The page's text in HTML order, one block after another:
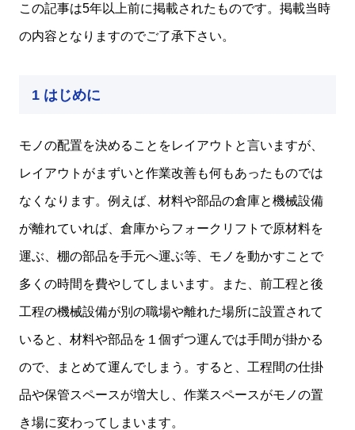
この記事は5年以上前に掲載されたものです。掲載当時
の内容となりますのでご了承下さい。
1 はじめに
モノの配置を決めることをレイアウトと言いますが、
レイアウトがまずいと作業改善も何もあったものでは
なくなります。例えば、材料や部品の倉庫と機械設備
が離れていれば、倉庫からフォークリフトで原材料を
運ぶ、棚の部品を手元へ運ぶ等、モノを動かすことで
多くの時間を費やしてしまいます。また、前工程と後
工程の機械設備が別の職場や離れた場所に設置されて
いると、材料や部品を１個ずつ運んでは手間が掛かる
ので、まとめて運んでしまう。すると、工程間の仕掛
品や保管スペースが増大し、作業スペースがモノの置
き場に変わってしまいます。